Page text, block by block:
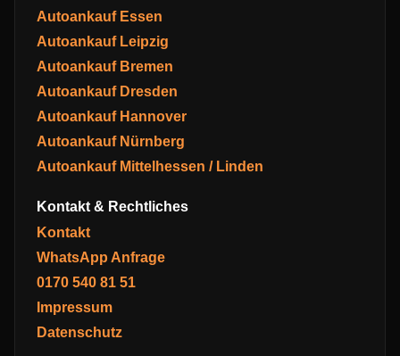
Autoankauf Essen
Autoankauf Leipzig
Autoankauf Bremen
Autoankauf Dresden
Autoankauf Hannover
Autoankauf Nürnberg
Autoankauf Mittelhessen / Linden
Kontakt & Rechtliches
Kontakt
WhatsApp Anfrage
0170 540 81 51
Impressum
Datenschutz